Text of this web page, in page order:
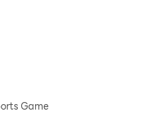
Game